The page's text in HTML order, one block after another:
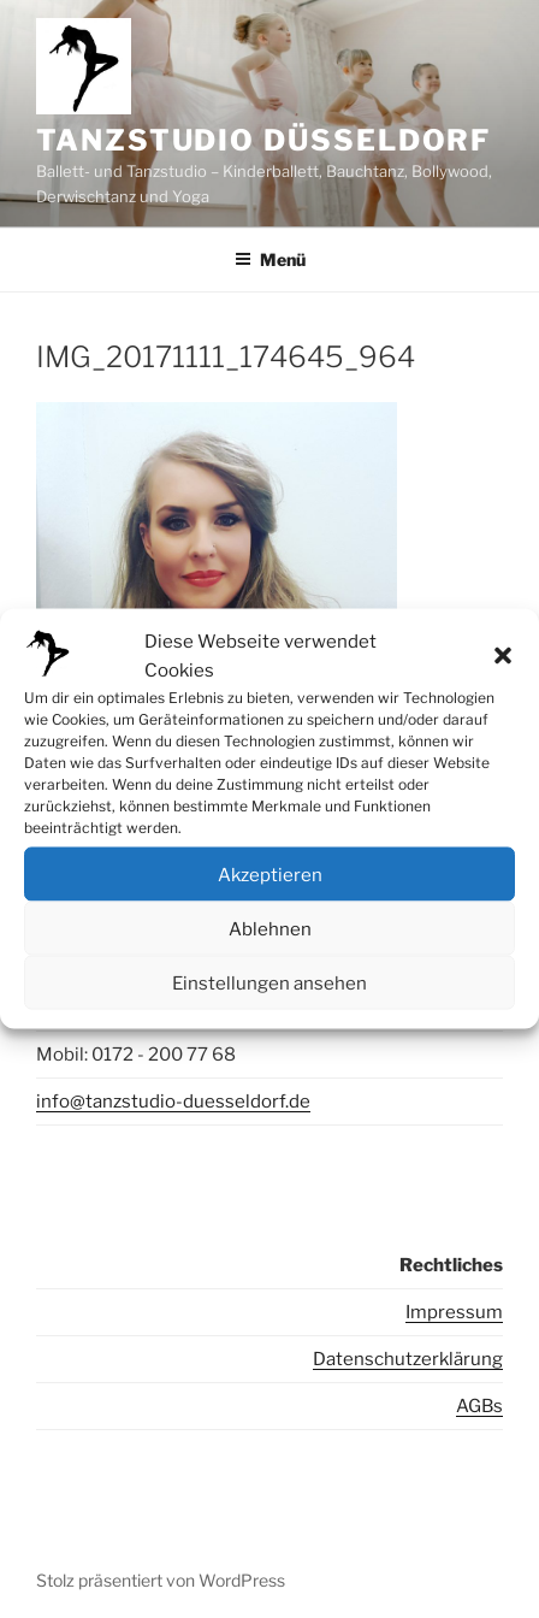
Diese Webseite verwendet
Cookies
Um dir ein optimales Erlebnis zu bieten, verwenden wir Technologien
wie Cookies, um Geräteinformationen zu speichern und/oder darauf
zuzugreifen. Wenn du diesen Technologien zustimmst, können wir
Daten wie das Surfverhalten oder eindeutige IDs auf dieser Website
verarbeiten. Wenn du deine Zustimmung nicht erteilst oder
zurückziehst, können bestimmte Merkmale und Funktionen
beeinträchtigt werden.
Akzeptieren
Ablehnen
Einstellungen ansehen
Zum
TANZSTUDIO DÜSSELDORF
Ballett- und Tanzstudio – Kinderballett, Bauchtanz, Bollywood,
Derwischtanz und Yoga
Menü
IMG_20171111_174645_964
Mobil: 0172 - 200 77 68
info@tanzstudio-duesseldorf.de
Rechtliches
mpressum
Datenschutzerklärung
AGBs
Stolz präsentiert von WordPress